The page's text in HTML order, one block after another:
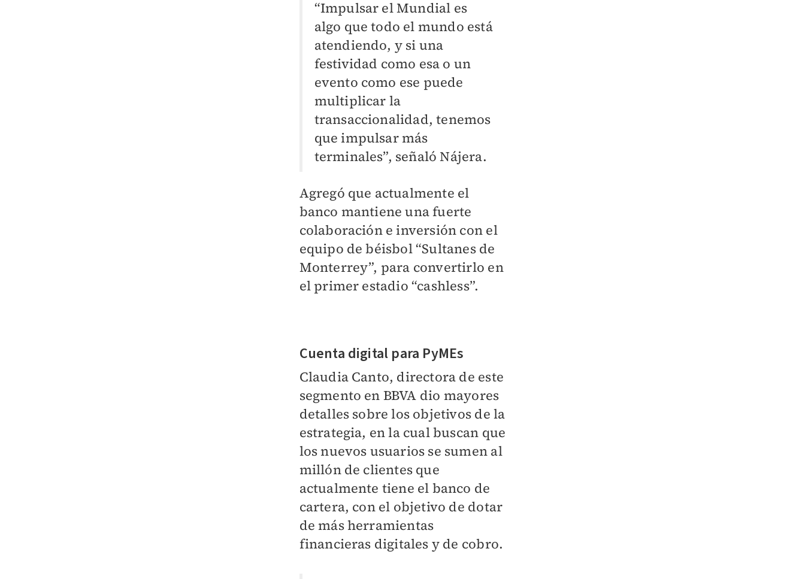
“Impulsar el Mundial es
algo que todo el mundo está
atendiendo, y si una
festividad como esa o un
evento como ese puede
multiplicar la
transaccionalidad, tenemos
que impulsar más
terminales”, señaló Nájera.
Agregó que actualmente el
banco mantiene una fuerte
colaboración e inversión con el
equipo de béisbol “Sultanes de
Monterrey”, para convertirlo en
el primer estadio “cashless”.
Cuenta digital para PyMEs
Claudia Canto, directora de este
segmento en BBVA dio mayores
detalles sobre los objetivos de la
estrategia, en la cual buscan que
los nuevos usuarios se sumen al
millón de clientes que
actualmente tiene el banco de
cartera, con el objetivo de dotar
de más herramientas
financieras digitales y de cobro.